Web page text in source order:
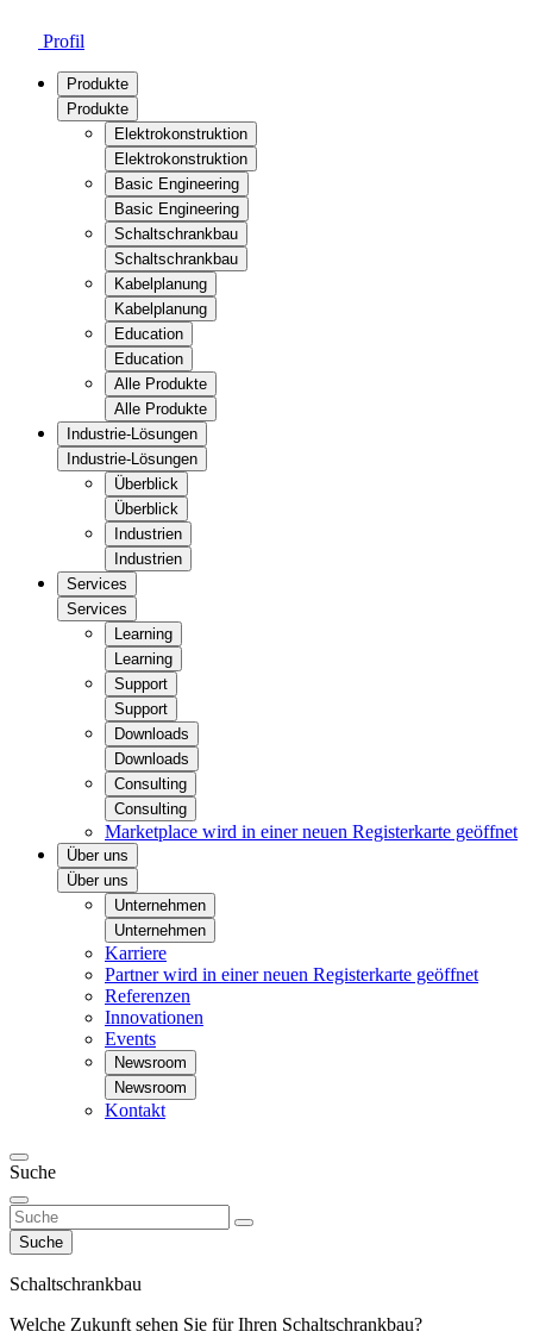
Profil
Produkte
Produkte
Elektrokonstruktion
Elektrokonstruktion
Basic Engineering
Basic Engineering
Schaltschrankbau
Schaltschrankbau
Kabelplanung
Kabelplanung
Education
Education
Alle Produkte
Alle Produkte
Industrie-Lösungen
Industrie-Lösungen
Überblick
Überblick
Industrien
Industrien
Services
Services
Learning
Learning
Support
Support
Downloads
Downloads
Consulting
Consulting
Marketplace wird in einer neuen Registerkarte geöffnet
Über uns
Über uns
Unternehmen
Unternehmen
Karriere
Partnerwird in einer neuen Registerkarte geöffnet
Referenzen
Innovationen
Events
Newsroom
Newsroom
Kontakt
Suche
Suche
Schaltschrankbau
Welche Zukunft sehen Sie für Ihren Schaltschrankbau?